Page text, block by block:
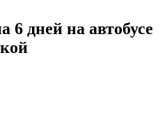
дней на автобусе